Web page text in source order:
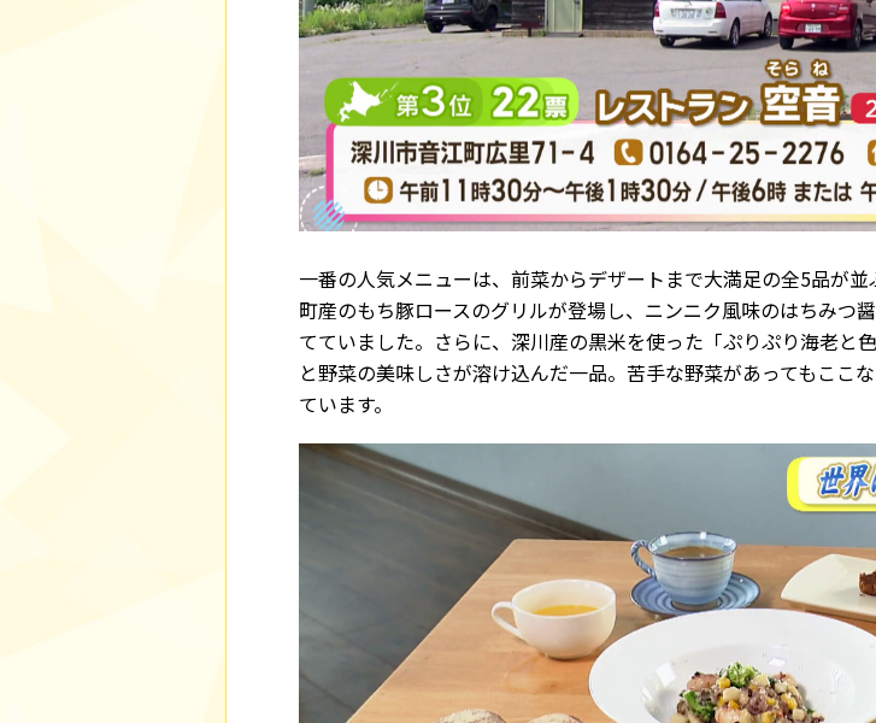
一番の人気メニューは、前菜からデザートまで大満足の全5品が
町産のもち豚ロースのグリルが登場し、ニンニク風味のはちみつ
てていました。さらに、深川産の黒米を使った「ぷりぷり海老と
と野菜の美味しさが溶け込んだ一品。苦手な野菜があってもここ
ています。